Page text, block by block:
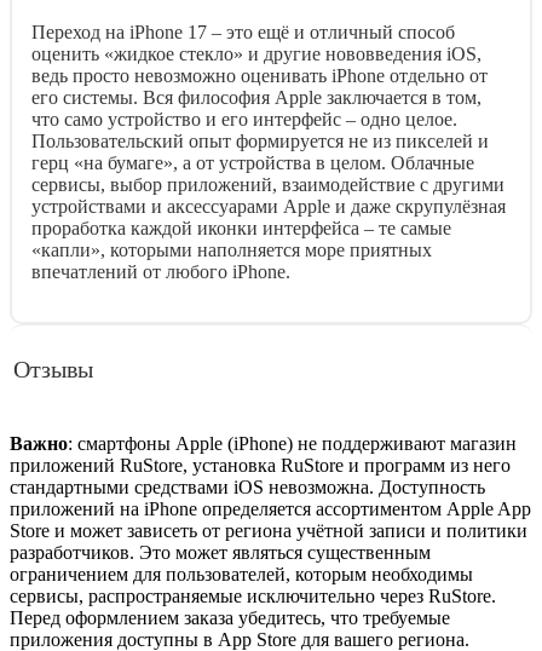
Переход на iPhone 17 – это ещё и отличный способ
оценить «жидкое стекло» и другие нововведения iOS,
ведь просто невозможно оценивать iPhone отдельно от
его системы. Вся философия Apple заключается в том,
что само устройство и его интерфейс – одно целое.
Пользовательский опыт формируется не из пикселей и
герц «на бумаге», а от устройства в целом. Облачные
сервисы, выбор приложений, взаимодействие с другими
устройствами и аксессуарами Apple и даже скрупулёзная
проработка каждой иконки интерфейса – те самые
«капли», которыми наполняется море приятных
впечатлений от любого iPhone.
Отзывы
Важно: смартфоны Apple (iPhone) не поддерживают магазин
приложений RuStore, установка RuStore и программ из него
стандартными средствами iOS невозможна. Доступность
приложений на iPhone определяется ассортиментом Apple App
Store и может зависеть от региона учётной записи и политики
разработчиков. Это может являться существенным
ограничением для пользователей, которым необходимы
сервисы, распространяемые исключительно через RuStore.
Перед оформлением заказа убедитесь, что требуемые
приложения доступны в App Store для вашего региона.